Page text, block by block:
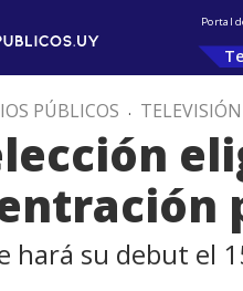
Portal
PÚBLICOS . TELEVISIÓN
hará su debut el